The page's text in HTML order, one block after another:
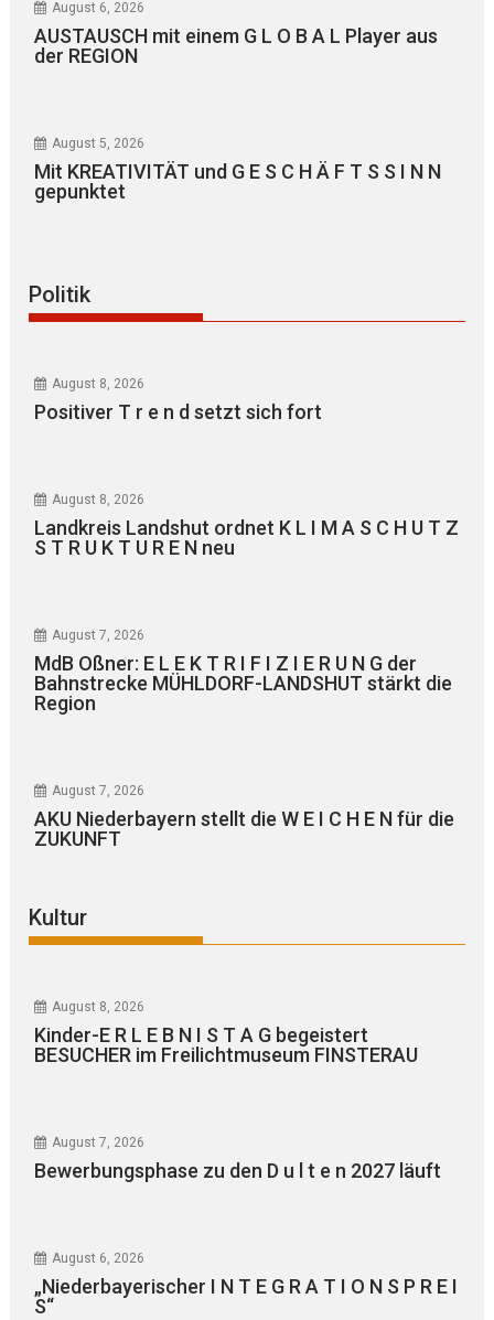
August 6, 2026
AUSTAUSCH mit einem G L O B A L Player aus
der REGION
August 5, 2026
Mit KREATIVITÄT und G E S C H Ä F T S S I N N
gepunktet
Politik
August 8, 2026
Positiver T r e n d setzt sich fort
August 8, 2026
Landkreis Landshut ordnet K L I M A S C H U T Z
S T R U K T U R E N neu
August 7, 2026
MdB Oßner: E L E K T R I F I Z I E R U N G der
Bahnstrecke MÜHLDORF-LANDSHUT stärkt die
Region
August 7, 2026
AKU Niederbayern stellt die W E I C H E N für die
ZUKUNFT
Kultur
August 8, 2026
Kinder-E R L E B N I S T A G begeistert
BESUCHER im Freilichtmuseum FINSTERAU
August 7, 2026
Bewerbungsphase zu den D u l t e n 2027 läuft
August 6, 2026
„Niederbayerischer I N T E G R A T I O N S P R E I
S“